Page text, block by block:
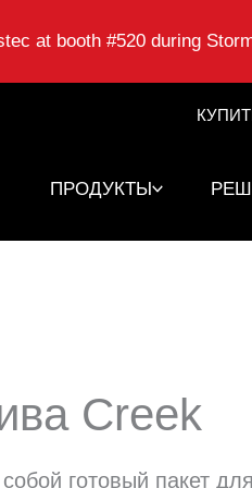
ПРОДУКТЫ
Creek
готовый пакет
at booth #520 during